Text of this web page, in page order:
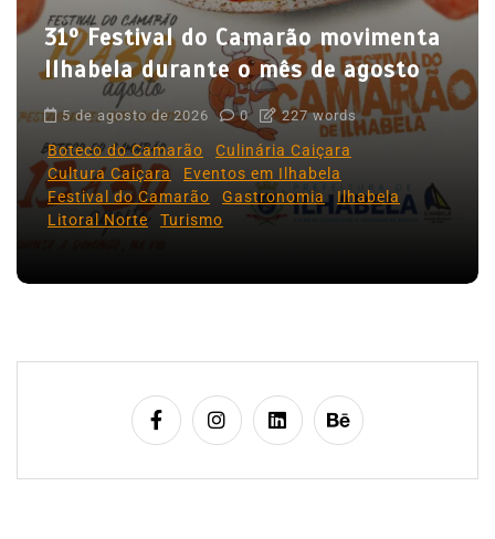
s
31º Festival do Camarão movimenta
Ilhabela durante o mês de agosto
5 de agosto de 2026 0 227 words
Boteco do Camarão
Culinária Caiçara
Cultura Caiçara
Eventos em Ilhabela
Festival do Camarão
Gastronomia
Ilhabela
Litoral Norte
Turismo